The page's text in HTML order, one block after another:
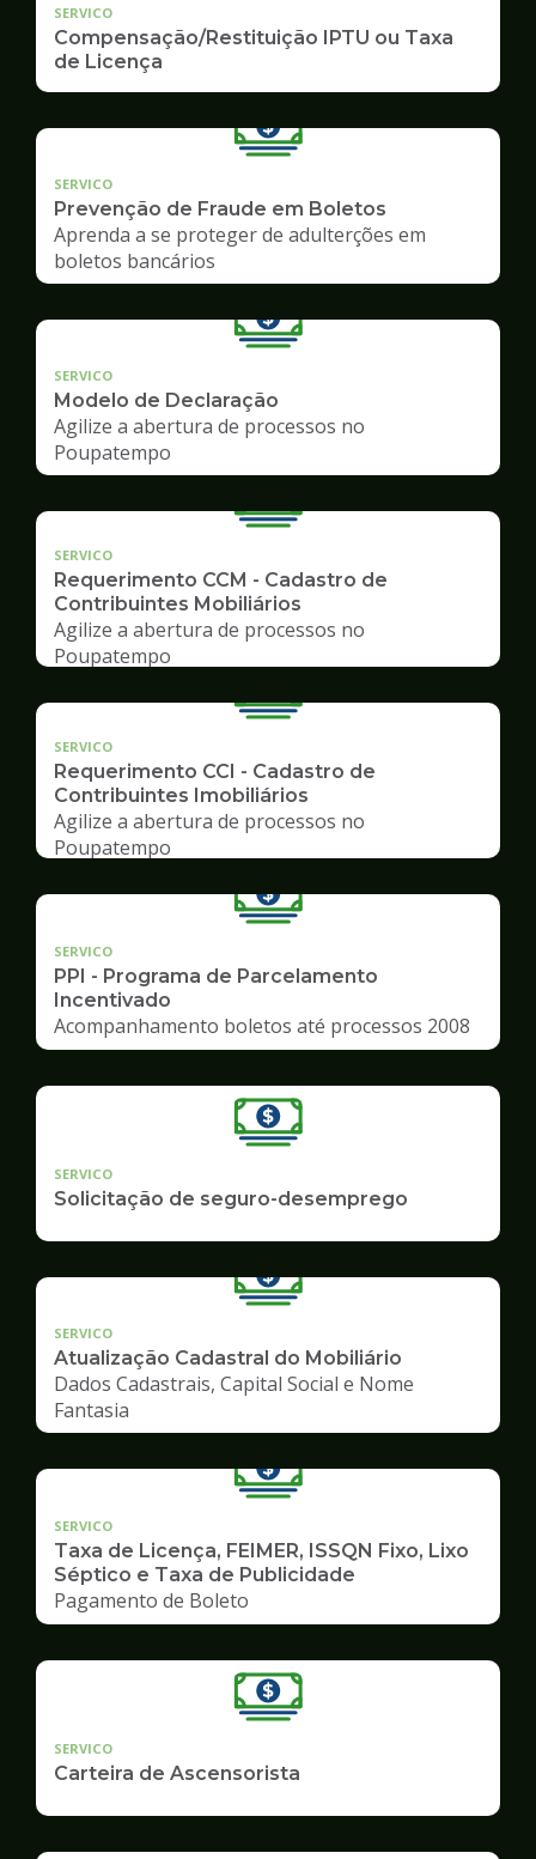
SERVICO
Compensação/Restituição IPTU ou Taxa
de Licença
SERVICO
Prevenção de Fraude em Boletos
Aprenda a se proteger de adulterções em
boletos bancários
SERVICO
Modelo de Declaração
Agilize a abertura de processos no
Poupatempo
SERVICO
Requerimento CCM - Cadastro de
Contribuintes Mobiliários
Agilize a abertura de processos no
Poupatempo
SERVICO
Requerimento CCI - Cadastro de
Contribuintes Imobiliários
Agilize a abertura de processos no
Poupatempo
SERVICO
PPI - Programa de Parcelamento
Incentivado
Acompanhamento boletos até processos 2008
SERVICO
Solicitação de seguro-desemprego
SERVICO
Atualização Cadastral do Mobiliário
Dados Cadastrais, Capital Social e Nome
Fantasia
SERVICO
Taxa de Licença, FEIMER, ISSQN Fixo, Lixo
Séptico e Taxa de Publicidade
Pagamento de Boleto
SERVICO
Carteira de Ascensorista